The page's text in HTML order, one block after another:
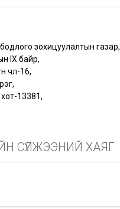
бодлого зохицуулалтын газар,
IX байр,
16,
13381,
СҮЛЖЭЭНИЙ ХАЯГ